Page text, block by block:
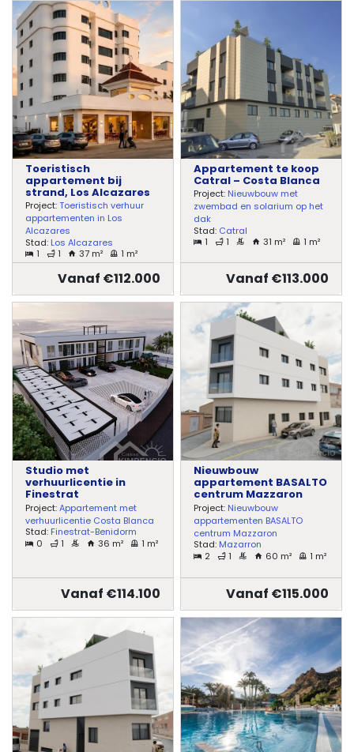
Toeristisch
appartement bij
strand, Los Alcazares
Project:Toeristisch verhuur
appartementen in Los
Alcazares
Stad: Los Alcazares
1
1 37 m² 1 m²
Vanaf €112.000
Appartement te koop
Catral – Costa Blanca
Project: Nieuwbouw met
zwembad en solarium op het
dak
Stad: Catral
1
1 31 m² 1 m²
Vanaf €113.000
Studio met
verhuurlicentie in
Finestrat
Project:Appartement met
verhuurlicentie Costa Blanca
Stad: Finestrat-Benidorm
0
1 36 m² 1 m²
Vanaf €114.100
Nieuwbouw
appartement BASALTO
centrum Mazzaron
Project: Nieuwbouw
appartementen BASALTO
centrum Mazzaron
Stad: Mazarron
2
1 60 m² 1 m²
Vanaf €115.000